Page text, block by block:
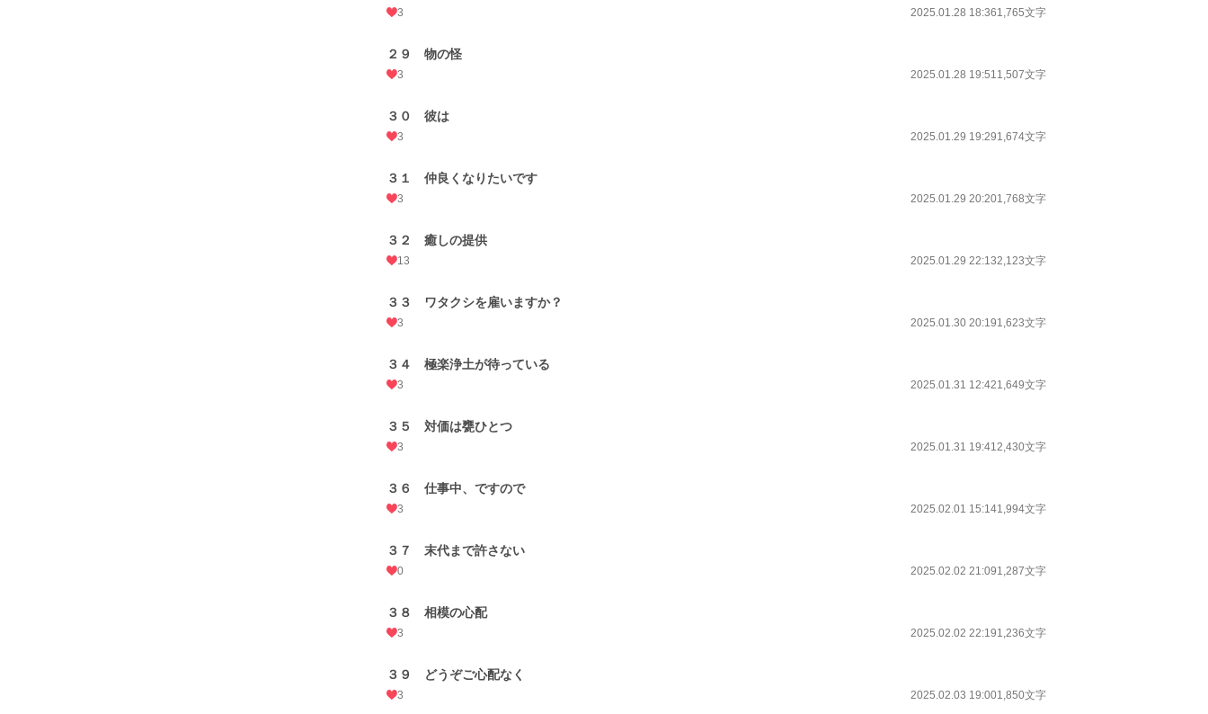
3 2025.01.28 18:361,765文字
２９ 物の怪
3 2025.01.28 19:511,507文字
３０ 彼は
3 2025.01.29 19:291,674文字
３１ 仲良くなりたいです
3 2025.01.29 20:201,768文字
３２ 癒しの提供
13 2025.01.29 22:132,123文字
３３ ワタクシを雇いますか？
3 2025.01.30 20:191,623文字
３４ 極楽浄土が待っている
3 2025.01.31 12:421,649文字
３５ 対価は甕ひとつ
3 2025.01.31 19:412,430文字
３６ 仕事中、ですので
3 2025.02.01 15:141,994文字
３７ 末代まで許さない
0 2025.02.02 21:091,287文字
３８ 相模の心配
3 2025.02.02 22:191,236文字
３９ どうぞご心配なく
3 2025.02.03 19:001,850文字